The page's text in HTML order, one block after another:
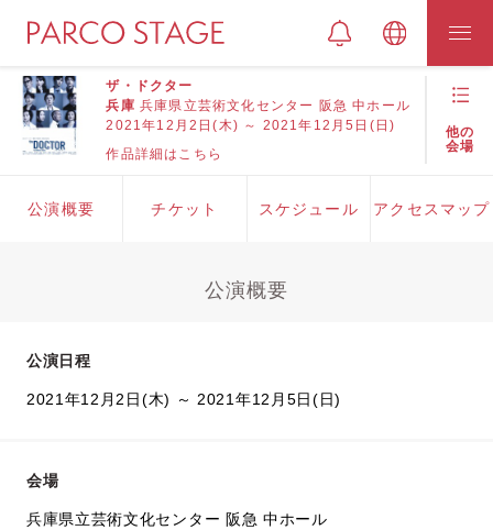
ザ・ドクター
兵庫 兵庫県立芸術文化センター 阪急 中ホール
2021年12月2日(木) ～ 2021年12月5日(日)
作品詳細はこちら
他の
会場
公演概要 チケット スケジュール アクセスマップ
公演概要
公演日程
2021年12月2日(木) ～ 2021年12月5日(日)
会場
兵庫県立芸術文化センター 阪急 中ホール